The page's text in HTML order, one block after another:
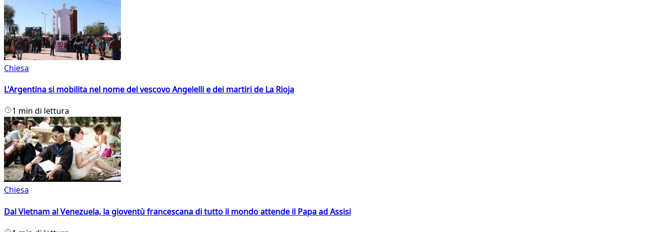
Chiesa
L'Argentina si mobilita nel nome del vescovo Angelelli e dei martiri de La Rioja
1 min di lettura
Chiesa
Dal Vietnam al Venezuela, la gioventù francescana di tutto il mondo attende il Papa ad Assisi